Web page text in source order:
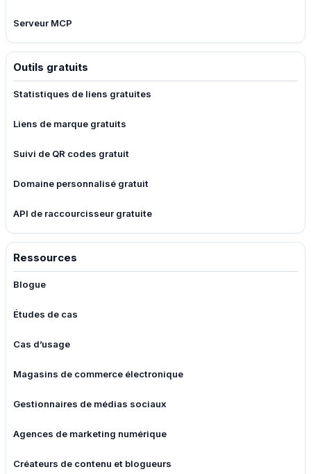
Serveur MCP
Outils gratuits
Statistiques de liens gratuites
Liens de marque gratuits
Suivi de QR codes gratuit
Domaine personnalisé gratuit
API de raccourcisseur gratuite
Ressources
Blogue
Études de cas
Cas d’usage
Magasins de commerce électronique
Gestionnaires de médias sociaux
Agences de marketing numérique
Créateurs de contenu et blogueurs